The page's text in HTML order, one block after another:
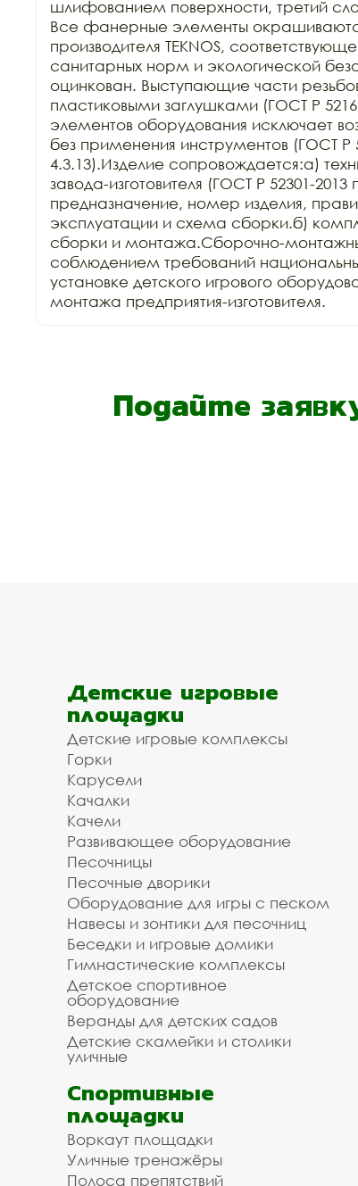
шлифованием поверхности, третий
Все фанерные элементы
производителя TEKNOS,
санитарных норм и экологической
оцинкован. Выступающие части
пластиковыми заглушками (ГОСТ Р
элементов оборудования исключает
без применения инструментов (ГОСТ Р
4.3.13).Изделие сопровождается:а)
завода-изготовителя (ГОСТ Р 52301-
предназначение, номер изделия,
эксплуатации и схема сборки.б)
сборки и монтажа.Сборочно-
соблюдением требований
установке детского игрового
монтажа предприятия-изготовителя.
Подайте
Детские игровые
площадки
Детские игровые комплексы
Горки
Карусели
Качалки
Качели
Развивающее оборудование
Песочницы
Песочные дворики
Оборудование для игры с песком
Навесы и зонтики для песочниц
Беседки и игровые домики
Гимнастические комплексы
Детское спортивное
оборудование
Веранды для детских садов
Детские скамейки и столики
уличные
Спортивные
площадки
Воркаут площадки
Уличные тренажёры
Полоса препятствий